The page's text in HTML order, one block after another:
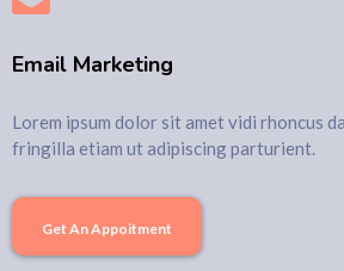
Email Marketing
Lorem ipsum dolor sit amet vidi rhoncus
fringilla etiam ut adipiscing parturient.
Get An Appoitment